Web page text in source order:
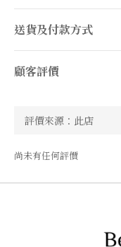
送貨及付款方式
顧客評價
尚未有任何評價